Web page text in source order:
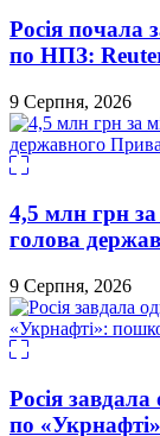
Росія почала
по НПЗ:
9 Серпня, 2026
4,5 млн грн за
голова
9 Серпня, 2026
Росія
по